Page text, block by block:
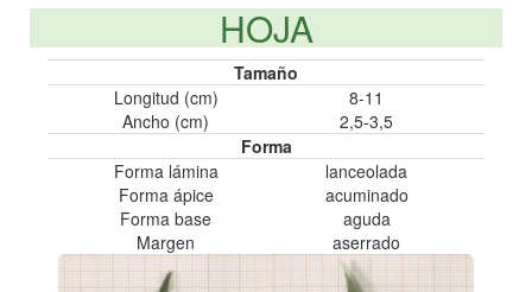
HOJA
Tamaño
Longitud (cm)
8-11
Ancho (cm)
2,5-3,5
Forma
Forma lámina
lanceolada
Forma ápice
acuminado
Forma base
aguda
Margen
aserrado